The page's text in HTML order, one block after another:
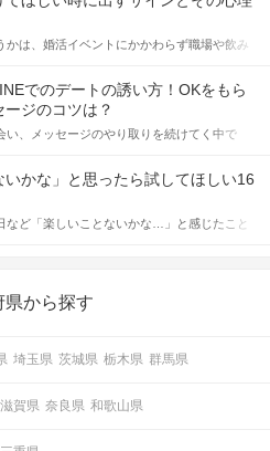
かは、婚活イベントにかかわらず職場や飲み
かにも左右されます。 これから恋人作りを本
ている方は、女性が異性を求めて出すサイン
、正しい行動に移せるかどうかが重要。 この
しかけて欲しい時に出すサインとその心理を
に繋げるべきかをご紹介していきます。
でのデートの誘い方！OKをもら
ジのコツは？
い、メッセージのやり取りを続けてく中で
う誘ったらいいの？」とお困りの男性もいら
でしょうか。 そこで今回は、男性から女性へ
の誘い方のコツをご紹介します。例文も混じ
、ぜひ参考にしてください。
いかな」と思ったら試してほしい16
など「楽しいことないかな…」と感じたこと
アを集めました♪ いままさに楽しいことを探し
県から探す
埼玉県 茨城県 栃木県 群馬県
滋賀県 奈良県 和歌山県